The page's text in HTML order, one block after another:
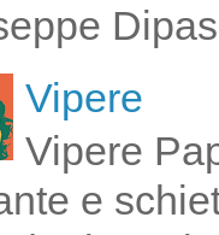
Vipere
Vipere
e